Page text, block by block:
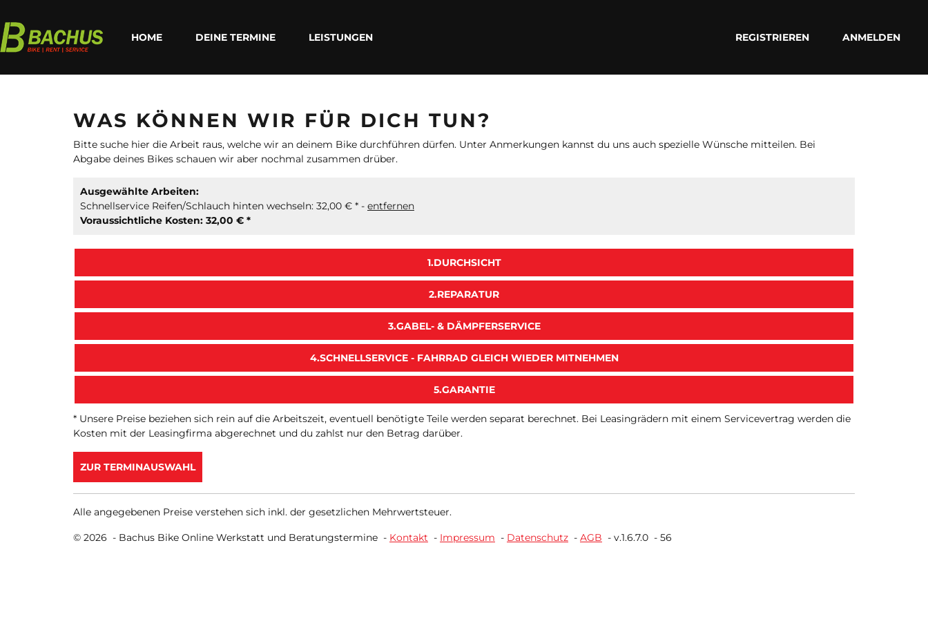
HOME DEINE TERMINE LEISTUNGEN REGISTRIEREN ANMELDEN
WAS KÖNNEN WIR FÜR DICH TUN?
Bitte suche hier die Arbeit raus, welche wir an deinem Bike durchführen dürfen. Unter Anmerkungen kannst du uns auch spezielle Wünsche mitteilen. Bei
Abgabe deines Bikes schauen wir aber nochmal zusammen drüber.
Ausgewählte Arbeiten:
Schnellservice Reifen/Schlauch hinten wechseln: 32,00 € * - entfernen
Voraussichtliche Kosten: 32,00 € *
1.DURCHSICHT
2.REPARATUR
3.GABEL- & DÄMPFERSERVICE
4.SCHNELLSERVICE - FAHRRAD GLEICH WIEDER MITNEHMEN
5.GARANTIE
* Unsere Preise beziehen sich rein auf die Arbeitszeit, eventuell benötigte Teile werden separat berechnet. Bei Leasingrädern mit einem Servicevertrag werden die
Kosten mit der Leasingfirma abgerechnet und du zahlst nur den Betrag darüber.
ZUR TERMINAUSWAHL
Alle angegebenen Preise verstehen sich inkl. der gesetzlichen Mehrwertsteuer.
© 2026 - Bachus Bike Online Werkstatt und Beratungstermine - Kontakt - Impressum - Datenschutz - AGB - v.1.6.7.0 - 56